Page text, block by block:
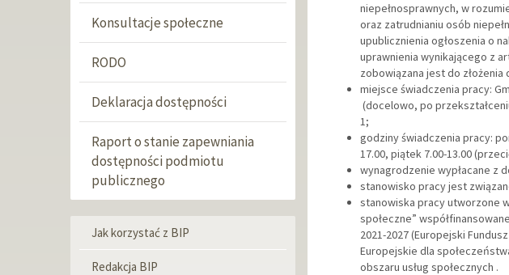
Konsultacje społeczne
RODO
Deklaracja dostępności
Raport o stanie zapewniania
dostępności podmiotu
publicznego
Menu
Jak korzystać z BIP
Redakcja BIP
niepełnosprawnych, w
oraz zatrudnianiu osób
upublicznienia ogłoszenia o
uprawnienia wynikającego z
zobowiązana jest do
miejsce świadczenia pracy:
(docelowo, po
1;
godziny świadczenia pracy:
17.00, piątek 7.00-13.00
wynagrodzenie wypłacane z
stanowisko pracy jest
stanowiska pracy utworzone
społeczne”
2021-2027 (Europejski
Europejskie dla
obszaru usług społecznych .